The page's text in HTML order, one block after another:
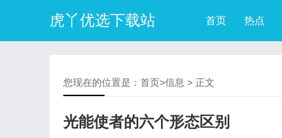
虎丫优选下载站 首页 热点
您现在的位置是： 首页>信息 > 正文
光能使者的六个形态区别